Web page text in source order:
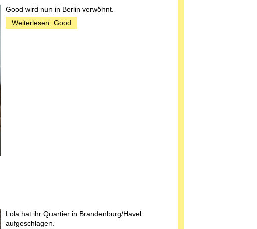
Good wird nun in Berlin verwöhnt.
Weiterlesen: Good
Lola hat ihr Quartier in Brandenburg/Havel
aufgeschlagen.